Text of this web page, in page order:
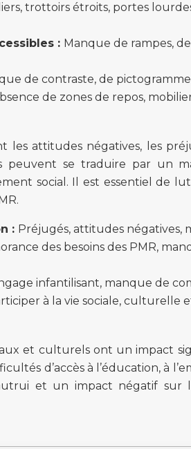
trottoirs étroits, portes
: Manque de rampes,
de contraste, de
de zones de repos,
les attitudes négatives, les
peuvent se traduire par un
social. Il est essentiel de
: Préjugés, attitudes négatives,
des besoins des PMR,
infantilisant, manque de
à la vie sociale, culturelle
et culturels ont un impact
d’accès à l’éducation, à
et un impact négatif sur